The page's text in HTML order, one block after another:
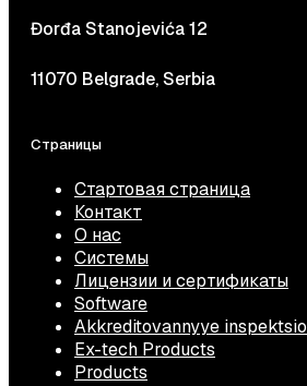
Đorđa Stanojevića 12
11070 Belgrade, Serbia
Страницы
Стартовая страница
Контакт
О нас
Системы
Лицензии и сертификаты
Software
Akkreditovannyye
Ex-tech Products
Products